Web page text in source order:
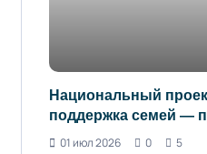
Национальный
поддержка семей —
01 июл 2026
0 5